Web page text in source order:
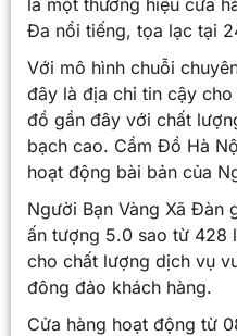
Đa nổi tiếng, tọa lạc tại
Với mô hình chuỗi
đây là địa chỉ tin cậy
đồ gần đây với chất
bạch cao. Cầm Đồ Hà
hoạt động bài bản của
Người Bạn Vàng Xã Đàn
ấn tượng 5.0 sao từ 428
cho chất lượng dịch vụ
đông đảo khách hàng.
Cửa hàng hoạt động từ